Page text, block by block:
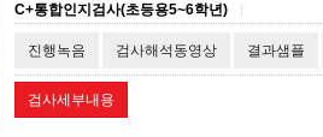
C+통합인지검사(초등용5~6학년)
진행녹음 검사해석동영상 결과샘플
검사세부내용